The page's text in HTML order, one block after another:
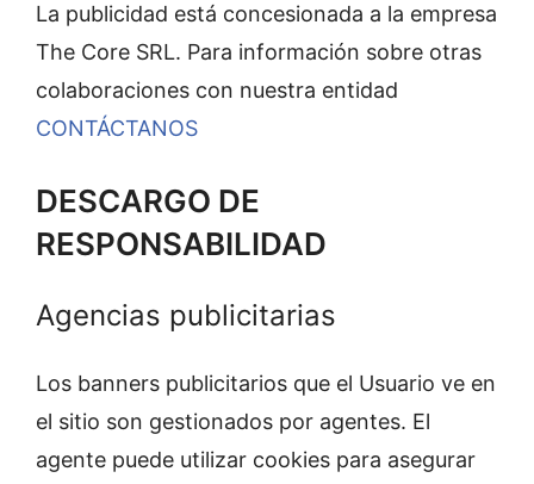
La publicidad está concesionada a la empresa
The Core SRL. Para información sobre otras
colaboraciones con nuestra entidad
CONTÁCTANOS
DESCARGO DE
RESPONSABILIDAD
Agencias publicitarias
Los banners publicitarios que el Usuario ve en
el sitio son gestionados por agentes. El
agente puede utilizar cookies para asegurar